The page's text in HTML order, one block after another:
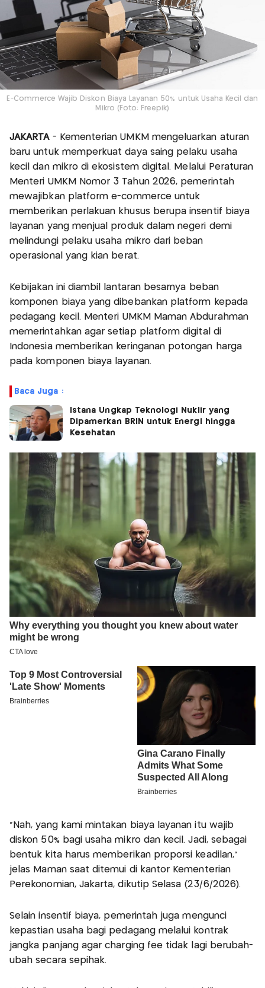
E-Commerce Wajib Diskon Biaya Layanan 50% untuk Usaha Kecil dan
Mikro (Foto: Freepik)
JAKARTA- Kementerian UMKM mengeluarkan aturan
baru untuk memperkuat daya saing pelaku usaha
kecil dan mikro di ekosistem digital. Melalui Peraturan
Menteri UMKM Nomor 3 Tahun 2026, pemerintah
mewajibkan platform e-commerce untuk
memberikan perlakuan khusus berupa insentif biaya
layanan yang menjual produk dalam negeri demi
melindungi pelaku usaha mikro dari beban
operasional yang kian berat.
Kebijakan ini diambil lantaran besarnya beban
komponen biaya yang dibebankan platform kepada
pedagang kecil. Menteri UMKM Maman Abdurahman
memerintahkan agar setiap platform digital di
Indonesia memberikan keringanan potongan harga
pada komponen biaya layanan.
Baca Juga :
Istana Ungkap Teknologi Nuklir yang
Dipamerkan BRIN untuk Energi hingga
Kesehatan
"Nah, yang kami mintakan biaya layanan itu wajib
diskon 50% bagi usaha mikro dan kecil. Jadi, sebagai
bentuk kita harus memberikan proporsi keadilan,"
jelas Maman saat ditemui di kantor Kementerian
Perekonomian, Jakarta, dikutip Selasa (23/6/2026).
Selain insentif biaya, pemerintah juga mengunci
kepastian usaha bagi pedagang melalui kontrak
jangka panjang agar charging fee tidak lagi berubah-
ubah secara sepihak.